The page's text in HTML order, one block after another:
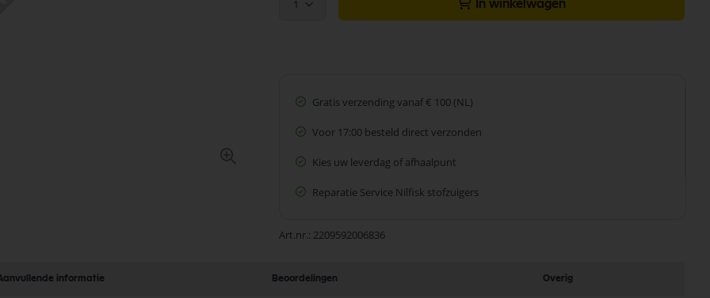
1 In winkelwagen
Gratis verzending vanaf € 100 (NL)
Voor 17:00 besteld direct verzonden
Kies uw leverdag of afhaalpunt
Reparatie Service Nilfisk stofzuigers
Art.nr. 2209592006836
informatie Beoordelingen Overig